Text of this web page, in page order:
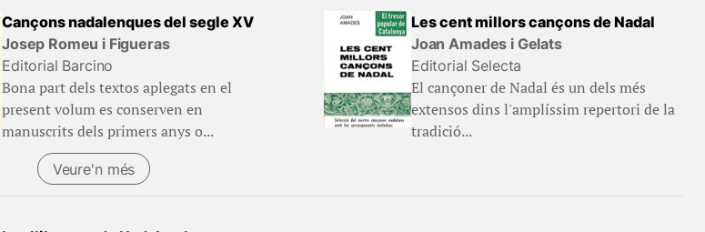
Cançons nadalenques del segle XV
Josep Romeu i Figueras
Editorial Barcino
Bona part dels textos aplegats en el
present volum es conserven en
manuscrits dels primers anys o...
Les cent millors cançons de Nadal
Joan Amades i Gelats
Editorial Selecta
El cançoner de Nadal és un dels més
extensos dins l'amplíssim repertori de la
tradició...
Veure'n més
(Llibres)